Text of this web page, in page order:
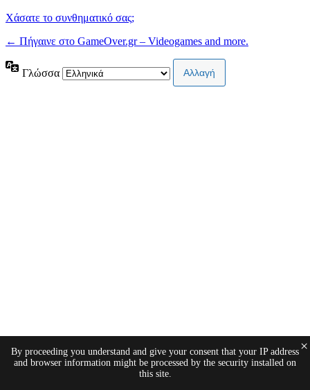
Χάσατε το συνθηματικό σας;
← Πήγαινε στο GameOver.gr – Videogames and more.
Γλώσσα
By proceeding you understand and give your consent that your IP address
and browser information might be processed by the security installed on
this site.
×